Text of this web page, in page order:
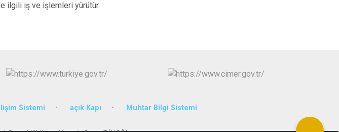
ilgili iş ve işlemleri yürütür.
Sistemi açık Kapı Muhtar Bilgi Sistemi